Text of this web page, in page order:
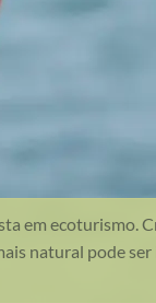
em ecoturismo.
natural pode